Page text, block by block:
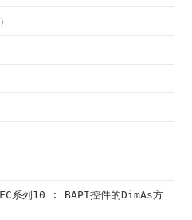
系列10 : BAPI控件的DimAs方